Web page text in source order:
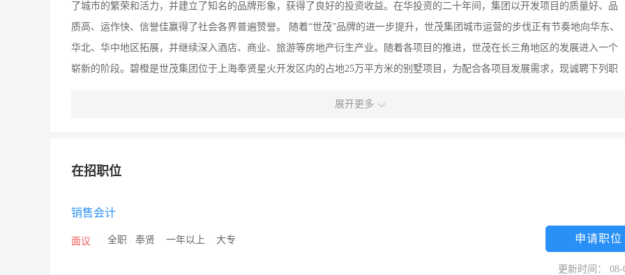
了城市的繁荣和活力，并建立了知名的品牌形象，获得了良好的投资收益。在华投资的二十年间，集团以开发项目的质量好、品
质高、运作快、信誉佳赢得了社会各界普遍赞誉。 随着“世茂”品牌的进一步提升，世茂集团城市运营的步伐正有节奏地向华东、
华北、华中地区拓展，并继续深入酒店、商业、旅游等房地产衍生产业。随着各项目的推进，世茂在长三角地区的发展进入一个
崭新的阶段。碧橙是世茂集团位于上海奉贤星火开发区内的占地25万平方米的别墅项目，为配合各项目发展需求，现诚聘下列职
展开更多
在招职位
销售会计
面议 全职 奉贤 一年以上 大专 申请职位
更新时间： 08-